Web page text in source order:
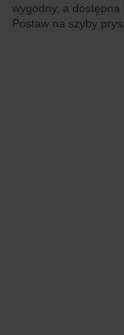
wygodny, a dostępna
Postaw na szyby